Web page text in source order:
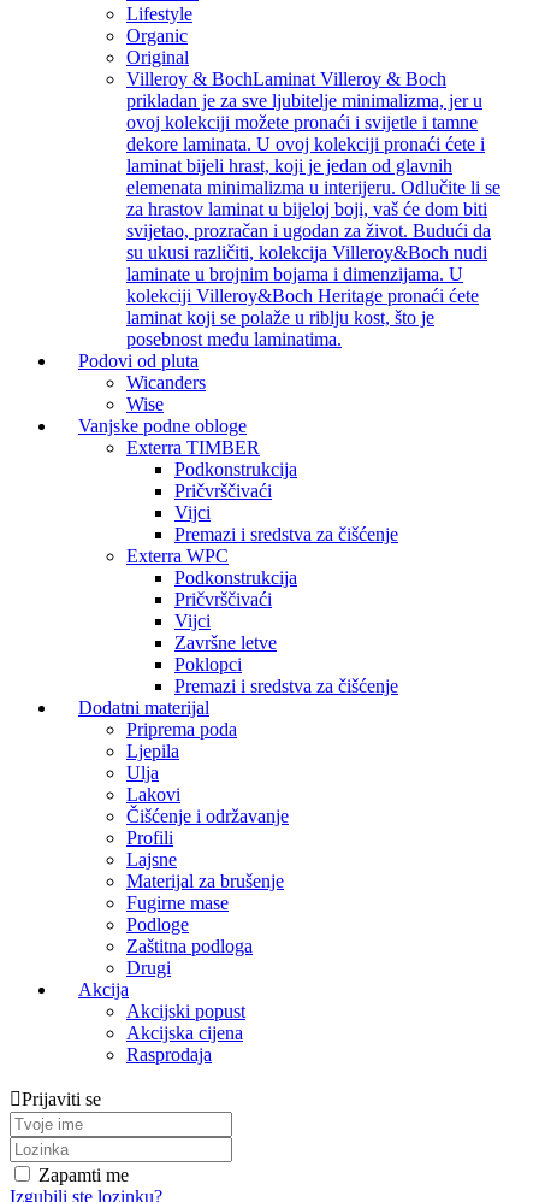
Lifestyle
Organic
Original
Villeroy & BochLaminat Villeroy & Boch
prikladan je za sve ljubitelje minimalizma, jer u
ovoj kolekciji možete pronaći i svijetle i tamne
dekore laminata. U ovoj kolekciji pronaći ćete i
laminat bijeli hrast, koji je jedan od glavnih
elemenata minimalizma u interijeru. Odlučite li se
za hrastov laminat u bijeloj boji, vaš će dom biti
svijetao, prozračan i ugodan za život. Budući da
su ukusi različiti, kolekcija Villeroy&Boch nudi
laminate u brojnim bojama i dimenzijama. U
kolekciji Villeroy&Boch Heritage pronaći ćete
laminat koji se polaže u riblju kost, što je
posebnost među laminatima.
Podovi od pluta
Wicanders
Wise
Vanjske podne obloge
Exterra TIMBER
Podkonstrukcija
Pričvrščivaći
Vijci
Premazi i sredstva za čišćenje
Exterra WPC
Podkonstrukcija
Pričvrščivaći
Vijci
Završne letve
Poklopci
Premazi i sredstva za čišćenje
Dodatni materijal
Priprema poda
Ljepila
Ulja
Lakovi
Čišćenje i održavanje
Profili
Lajsne
Materijal za brušenje
Fugirne mase
Podloge
Zaštitna podloga
Drugi
Akcija
Akcijski popust
Akcijska cijena
Rasprodaja
Prijaviti se
Zapamti me
Izgubili ste lozinku?